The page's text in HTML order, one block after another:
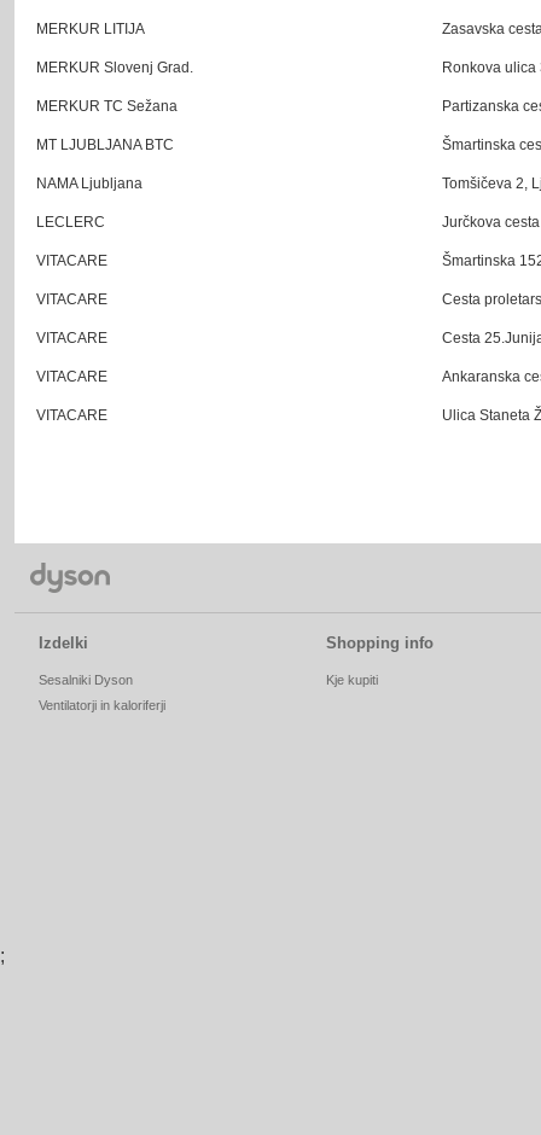
MERKUR LITIJA Zasavska
MERKUR Slovenj Grad. Ronkova
MERKUR TC Sežana Partizanska
MT LJUBLJANA BTC Šmartinska
NAMA Ljubljana Tomšičeva 2,
LECLERC Jurčkova
VITACARE Šmartinska
VITACARE Cesta
VITACARE Cesta
VITACARE Ankaranska
VITACARE Ulica Staneta
Izdelki
Sesalniki Dyson
Ventilatorji in kaloriferji
Shopping info
Kje kupiti
;